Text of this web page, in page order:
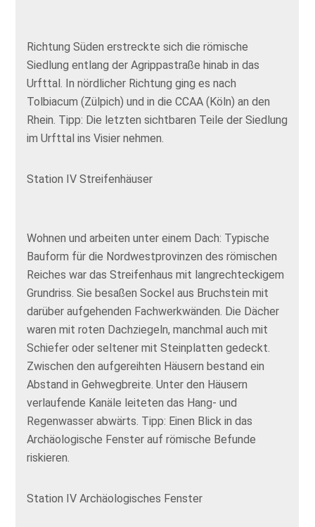
Richtung Süden erstreckte sich die römische
Siedlung entlang der Agrippastraße hinab in das
Urfttal. In nördlicher Richtung ging es nach
Tolbiacum (Zülpich) und in die CCAA (Köln) an den
Rhein. Tipp: Die letzten sichtbaren Teile der Siedlung
im Urfttal ins Visier nehmen.
Station IV Streifenhäuser
Wohnen und arbeiten unter einem Dach: Typische
Bauform für die Nordwestprovinzen des römischen
Reiches war das Streifenhaus mit langrechteckigem
Grundriss. Sie besaßen Sockel aus Bruchstein mit
darüber aufgehenden Fachwerkwänden. Die Dächer
waren mit roten Dachziegeln, manchmal auch mit
Schiefer oder seltener mit Steinplatten gedeckt.
Zwischen den aufgereihten Häusern bestand ein
Abstand in Gehwegbreite. Unter den Häusern
verlaufende Kanäle leiteten das Hang- und
Regenwasser abwärts. Tipp: Einen Blick in das
Archäologische Fenster auf römische Befunde
riskieren.
Station IV Archäologisches Fenster